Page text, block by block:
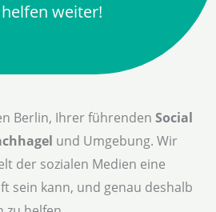
weiter!
Berlin, Ihrer führenden Social
und Umgebung. Wir
der sozialen Medien eine
sein kann, und genau deshalb